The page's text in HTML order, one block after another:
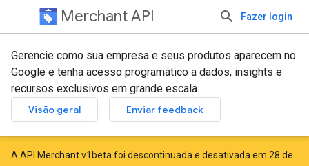
Merchant API Fazer login
Gerencie como sua empresa e seus produtos aparecem no
Google e tenha acesso programático a dados, insights e
recursos exclusivos em grande escala.
Visão geral Enviar feedback
A API Merchant v1beta foi descontinuada e desativada em 28 de